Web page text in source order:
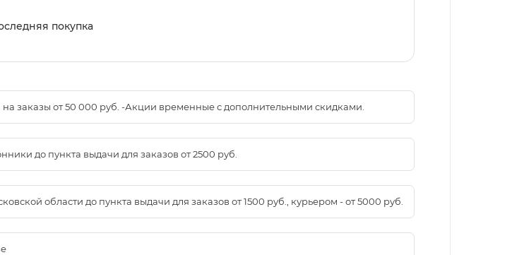
покупка
на заказы от 50 000 руб. -Акции временные с дополнительными скидками.
до пункта выдачи для заказов от 2500 руб.
области до пункта выдачи для заказов от 1500 руб., курьером - от 5000 руб.